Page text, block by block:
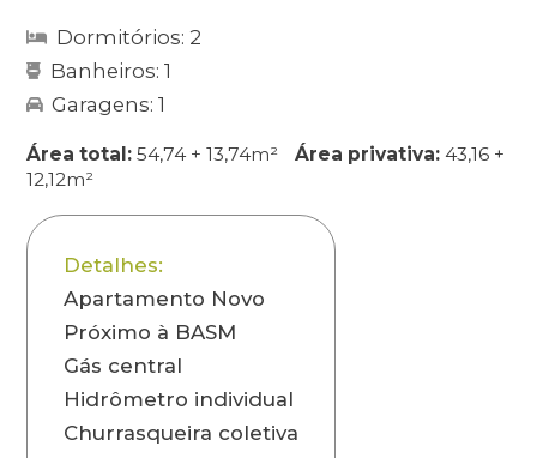
Dormitórios: 2
Banheiros: 1
Garagens: 1
Área total:54,74 + 13,74m² Área privativa: 43,16 +
12,12m²
Detalhes:
Apartamento Novo
Próximo à BASM
Gás central
Hidrômetro individual
Churrasqueira coletiva